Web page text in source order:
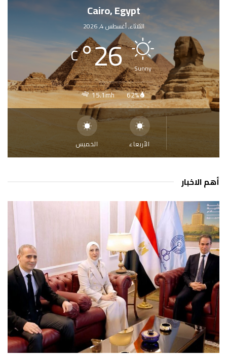
Cairo, Egypt
الثلاثاء, أغسطس 4, 2026
Sunny
26
°
C
62%
15.1mh
الأربعاء الخميس
أهم الاخبار